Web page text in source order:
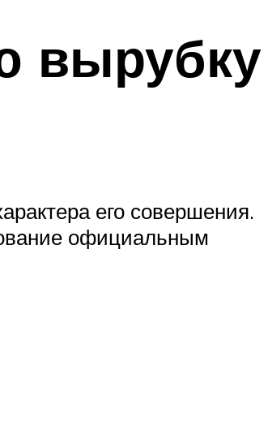
вырубку
его совершения.
официальным